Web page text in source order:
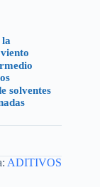
solventes
ADITIVOS